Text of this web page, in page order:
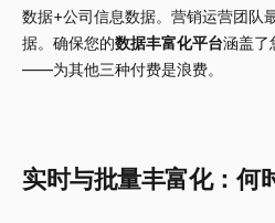
数据+公司信息数据。营销运营团队
据。确保您的数据丰富化平台涵盖了
——为其他三种付费是浪费。
实时与批量丰富化：何